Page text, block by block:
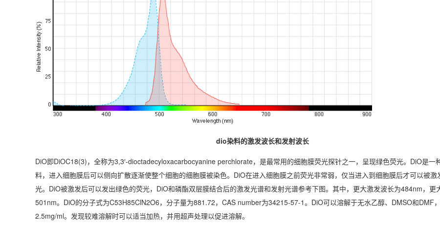
dio染料的激发波长和发射波长
DiO即DiOC18(3)，全称为3,3′-dioctadecyloxacarbocyanine perchlorate，是最常用的细胞膜荧光探针之一，呈现绿色荧光。DiO是一
料，进入细胞膜后可以侧向扩散逐渐使整个细胞的细胞膜被染色。DiO在进入细胞膜之前荧光非常弱，仅当进入到细胞膜后才可以被激
光。DiO被激发后可以发出绿色的荧光，DiO和磷酯双层膜结合后的激发光谱和发射光谱参考下图。其中，更大激发波长为484nm，更
501nm。DiO的分子式为C53H85ClN2O6，分子量为881.72，CAS number为34215-57-1。DiO可以溶解于无水乙醇、DMSO和DMF
2.5mg/ml。发现较难溶解时可以适当加热，并用超声处理以促进溶解。